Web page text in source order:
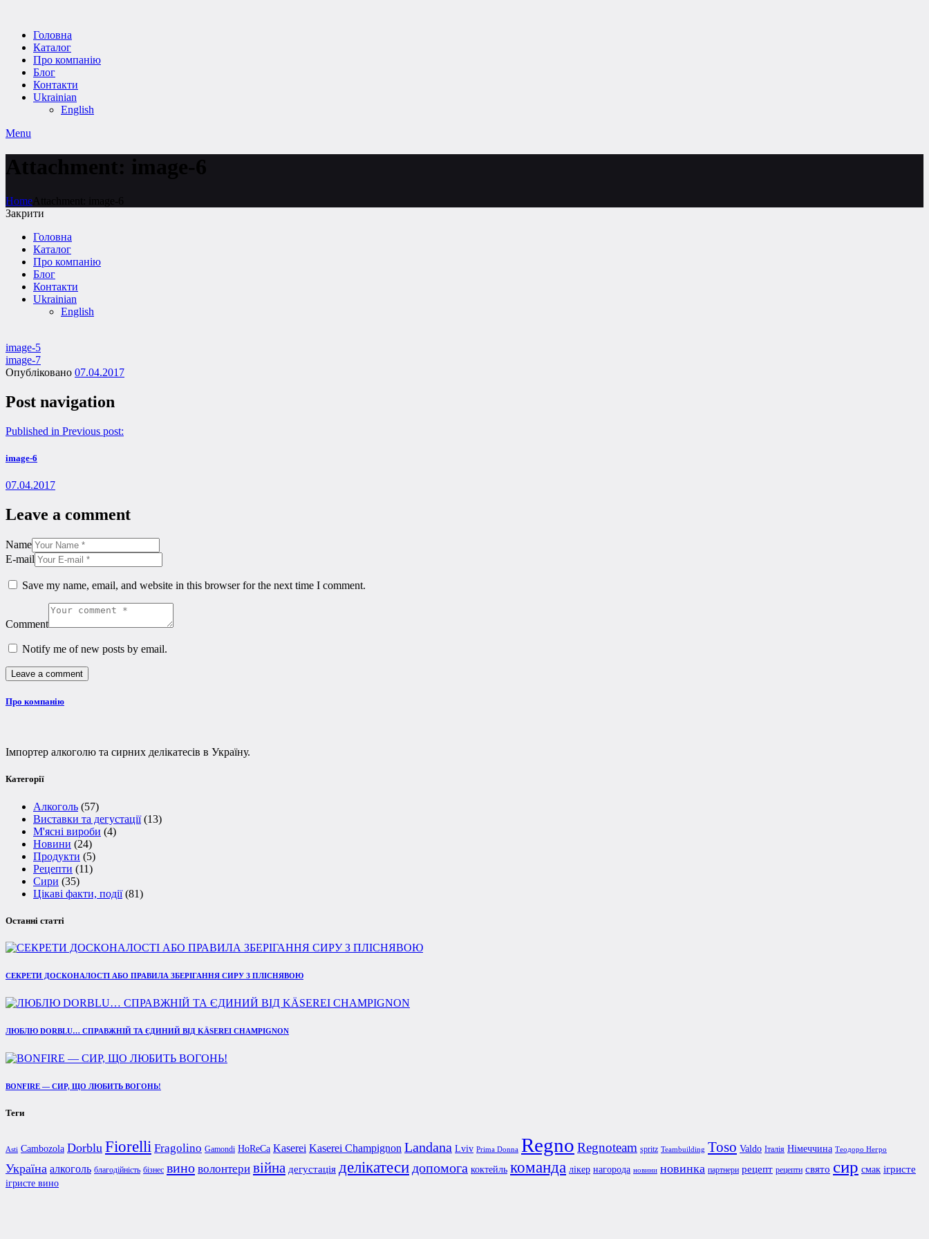
Головна
Каталог
Про компанію
Блог
Контакти
Ukrainian
English
Menu
Attachment: image-6
Home Attachment: image-6
Закрити
Головна
Каталог
Про компанію
Блог
Контакти
Ukrainian
English
image-5
image-7
Опубліковано 07.04.2017
Post navigation
Published in Previous post:
image-6
07.04.2017
Leave a comment
Name
E-mail
Save my name, email, and website in this browser for the next time I comment.
Comment
Notify me of new posts by email.
Про компанію
Імпортер алкоголю та сирних делікатесів в Україну.
Категорії
Алкоголь (57)
Виставки та дегустації(13)
М'ясні вироби (4)
Новини (24)
Продукти (5)
Рецепти (11)
Сири (35)
Цікаві факти, події(81)
Останні статті
СЕКРЕТИ ДОСКОНАЛОСТІ АБО ПРАВИЛА ЗБЕРІГАННЯ СИРУ З ПЛІСНЯВОЮ
ЛЮБЛЮ DORBLU… СПРАВЖНІЙ ТА ЄДИНИЙ ВІД KÄSEREI CHAMPIGNON
BONFIRE — СИР, ЩО ЛЮБИТЬ ВОГОНЬ!
Теги
Asti Cambozola Dorblu Fiorelli Fragolino Gamondi HoReCa Kaserei Kaserei Champignon Landana Lviv Prima Donna Regno Regnoteam spritz Teambuilding Toso Valdo Італія Німеччина Теодоро Негро
Україна алкоголь благодійність бізнес вино волонтери війна дегустація делікатеси допомога коктейль команда лікер нагорода новини новинка партнери рецепт рецепти свято сир смак ігристе
ігристе вино